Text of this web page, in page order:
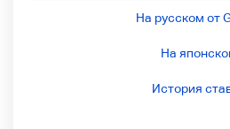
На русском от
На
История